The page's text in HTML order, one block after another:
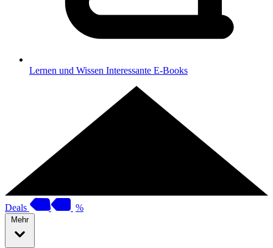
Lernen und Wissen Interessante E-Books
Deals %
Mehr